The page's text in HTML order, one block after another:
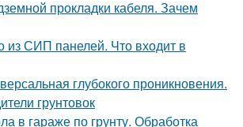
прокладки кабеля. Зачем
из СИП панелей. Что входит в
глубокого проникновения.
грунтовок
в гараже по грунту. Обработка